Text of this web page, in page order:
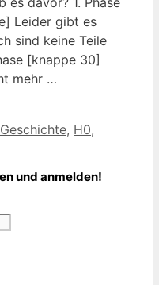
Leider gibt es
sind keine Teile
[knappe 30]
mehr …
Geschichte, H0,
und anmelden!